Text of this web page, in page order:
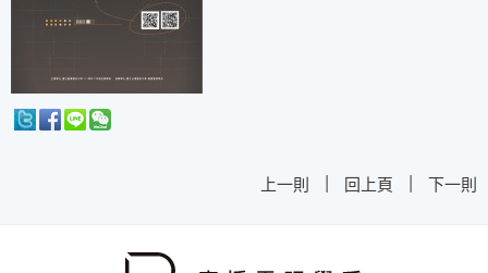
上一則 | 回上頁 | 下一則